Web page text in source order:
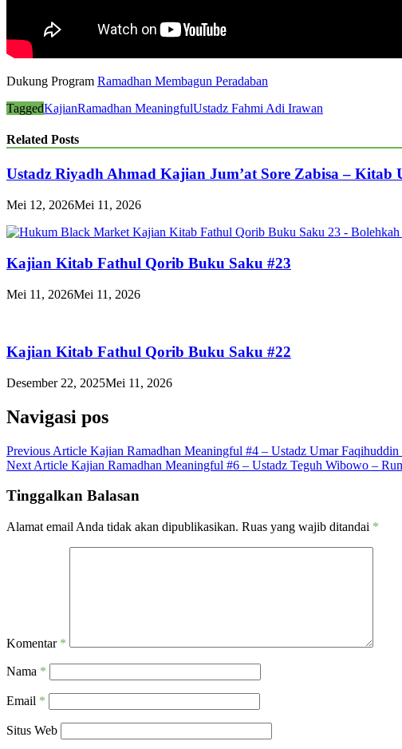
Dukung Program Ramadhan Membagun Peradaban
TaggedKajianRamadhan MeaningfulUstadz Fahmi Adi Irawan
Related Posts
Ustadz Riyadh Ahmad Kajian Jum’at Sore Zabisa –
Mei 12, 2026Mei 11, 2026
Kajian Kitab Fathul Qorib Buku Saku #23
Mei 11, 2026Mei 11, 2026
Kajian Kitab Fathul Qorib Buku Saku #22
Desember 22, 2025Mei 11, 2026
Navigasi pos
Previous Article Kajian Ramadhan Meaningful #4 – Ustadz Umar
Next Article Kajian Ramadhan Meaningful #6 – Ustadz Teguh Wibowo –
Tinggalkan Balasan
Alamat email Anda tidak akan dipublikasikan. Ruas yang wajib ditandai *
Komentar *
Nama *
Email *
Situs Web